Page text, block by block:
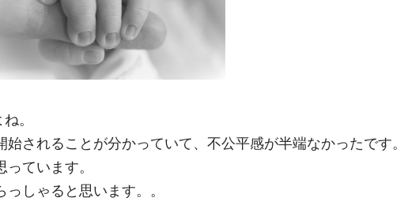
。
されることが分かっていて、不公平感が半端なかったです。
ています。
しゃると思います。。